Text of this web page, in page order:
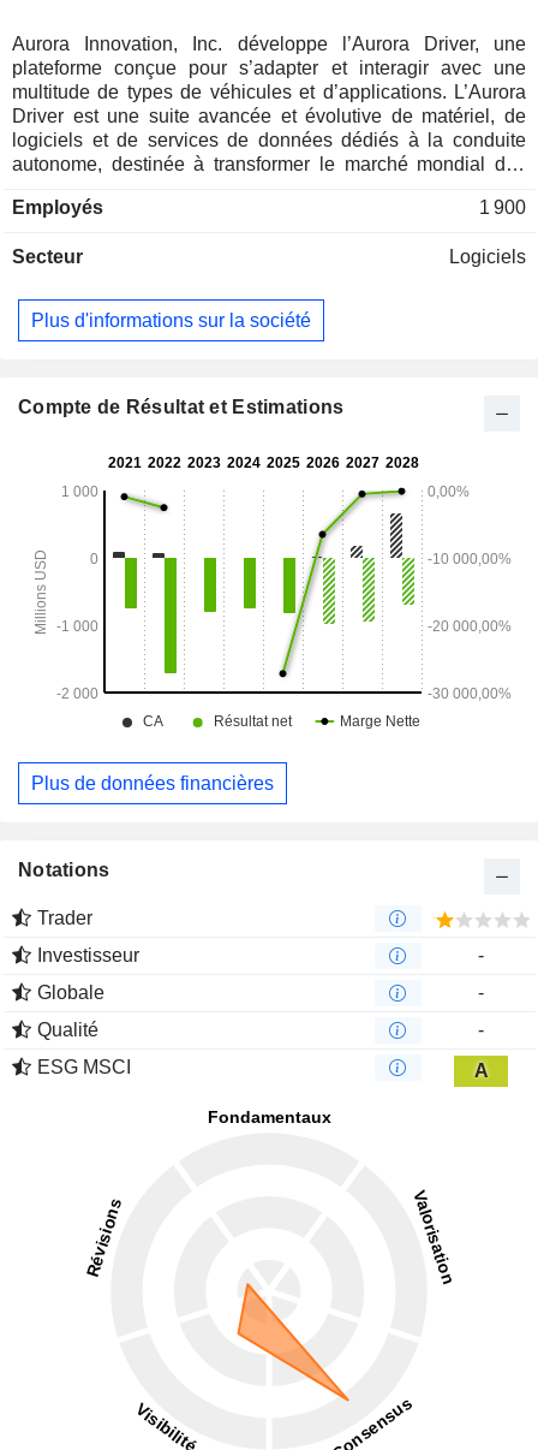
Aurora Innovation, Inc. développe l’Aurora Driver, une
plateforme conçue pour s’adapter et interagir avec une
multitude de types de véhicules et d’applications. L’Aurora
Driver est une suite avancée et évolutive de matériel, de
logiciels et de services de données dédiés à la conduite
autonome, destinée à transformer le marché mondial des
nombreuses plateformes de véhicules différentes, conçues
aux véhicules utilitaires légers, en passant par les camions
service d'abonnement de transport routier sans conducteur,
qui constitue son premier produit commercial. Son deuxième
Aurora Driver for Rides, son service d'abonnement de VTC
livraison locale de marchandises, qui couvre plusieurs sous-
les colis et le courrier, les plats préparés, les produits
alimentaires et la livraison interentreprises (B2B).
Employés 1 900
Secteur Logiciels
Plus d'informations sur la société
Compte de Résultat et Estimations
Plus de données financières
Notations
Trader
Investisseur
-
Globale
-
Qualité
-
ESG MSCI
A